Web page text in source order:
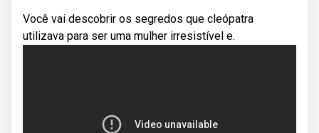
Você vai descobrir os segredos que cleópatra
utilizava para ser uma mulher irresistível e.